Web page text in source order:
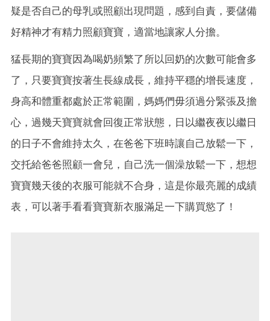
疑是否自己的母乳或照顧出現問題，感到自責，要儲備
好精神才有精力照顧寶寶，適當地讓家人分擔。
猛長期的寶寶因為喝奶頻繁了所以回奶的次數可能會多
了，只要寶寶按著生長線成長，維持平穩的增長速度，
身高和體重都處於正常範圍，媽媽們毋須過分緊張及擔
心，過幾天寶寶就會回復正常狀態，日以繼夜夜以繼日
的日子不會維持太久，在爸爸下班時讓自己放鬆一下，
交托給爸爸照顧一會兒，自己洗一個澡放鬆一下，想想
寶寶幾天後的衣服可能就不合身，這是你最亮麗的成績
表，可以著手看看寶寶新衣服滿足一下購買慾了！